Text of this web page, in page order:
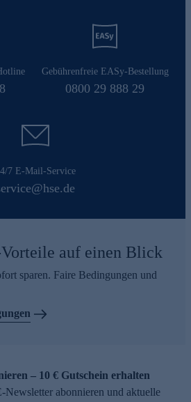
Gebührenfreie EASy-Bestellung
0800 29 888 29
7 E-Mail-Service
auf einen Blick
sparen. Faire Bedingungen und
– 10 € Gutschein erhalten
Newsletter abonnieren und aktuelle